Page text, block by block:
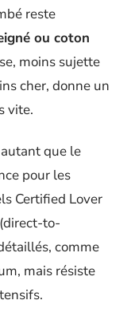
reste
ou coton
moins sujette
cher, donne un
vite.
que le
pour les
Certified Lover
to-
comme
mais résiste